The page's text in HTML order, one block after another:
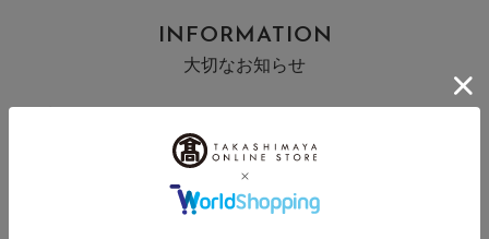
INFORMATION
大切なお知らせ
2026年07月29日
お届け遅延のお知らせ